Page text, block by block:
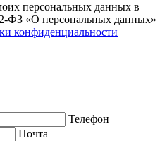
персональных данных в
ФЗ «О персональных данных»
конфиденциальности
Телефон
Почта